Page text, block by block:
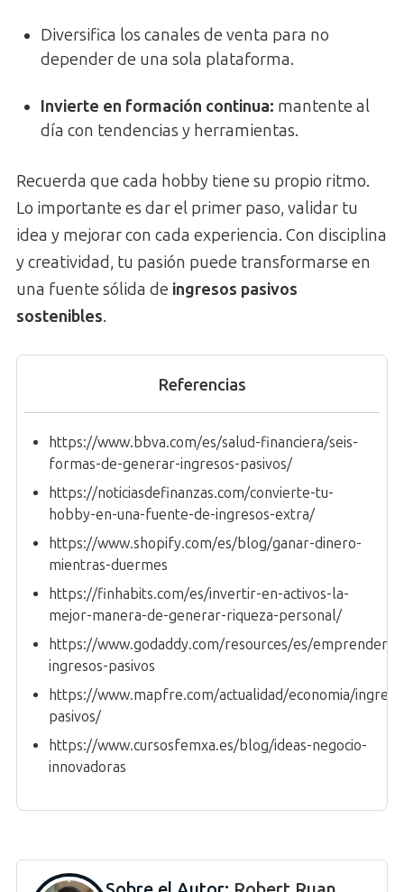
Diversifica los canales de venta para no
depender de una sola plataforma.
Invierte en formación continua: mantente al
día con tendencias y herramientas.
Recuerda que cada hobby tiene su propio ritmo.
Lo importante es dar el primer paso, validar tu
idea y mejorar con cada experiencia. Con disciplina
y creatividad, tu pasión puede transformarse en
una fuente sólida de ingresos pasivos
sostenibles.
Referencias
https://www.bbva.com/es/salud-financiera/seis-
formas-de-generar-ingresos-pasivos/
https://noticiasdefinanzas.com/convierte-tu-
hobby-en-una-fuente-de-ingresos-extra/
https://www.shopify.com/es/blog/ganar-dinero-
mientras-duermes
https://finhabits.com/es/invertir-en-activos-la-
mejor-manera-de-generar-riqueza-personal/
https://www.godaddy.com/resources/es/emprender/
ingresos-pasivos
https://www.mapfre.com/actualidad/economia/
pasivos/
https://www.cursosfemxa.es/blog/ideas-negocio-
innovadoras